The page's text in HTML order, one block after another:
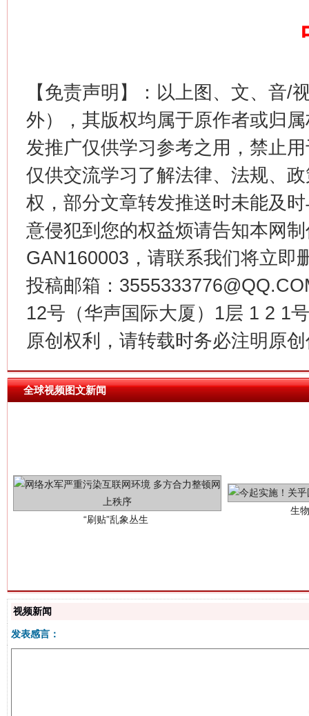
【免责声明】：以上图、文、音/
外），其版权均属于原作者或归
发推广仅供学习参考之用，禁止
仅供交流学习了解法律、法规、
权，部分文章转发推送时未能及
意侵犯到您的权益烦请告知本网
GAN160003，请联系我们将立即
投稿邮箱：
12号（华声国际大厦）1层 1 2 1
原创权利，请转载时务必注明原
全球视频图文新闻
今
习近平的博鳌关键词
魏明亮
生
揭批美国五大"原罪" "炒
视频新闻
发表感言：